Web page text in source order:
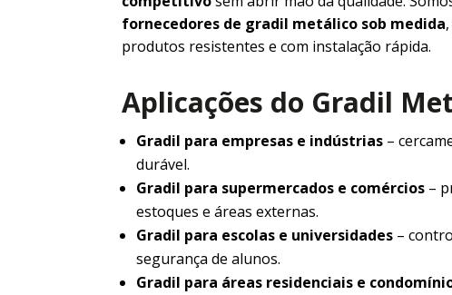
fornecedores de gradil metálico sob medida
produtos resistentes e com instalação rápida.
Aplicações do Gradil
Gradil para empresas e indústrias –
durável.
Gradil para supermercados e comércios –
estoques e áreas externas.
Gradil para escolas e universidades –
segurança de alunos.
Gradil para áreas residenciais e